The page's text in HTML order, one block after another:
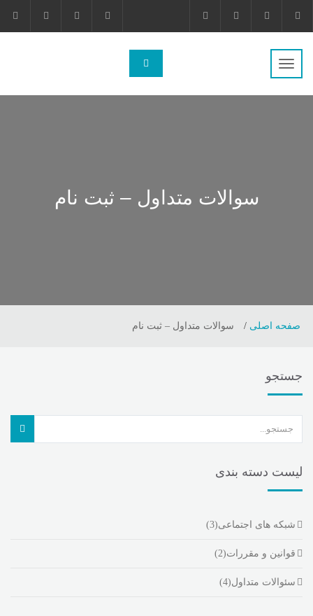
تغییر
ناوبری
سوالات متداول – ثبت نام
صفحه اصلی سوالات متداول – ثبت نام
جستجو
لیست دسته بندی
شبکه های اجتماعی(3)
قوانین و مقررات(2)
سئوالات متداول(4)